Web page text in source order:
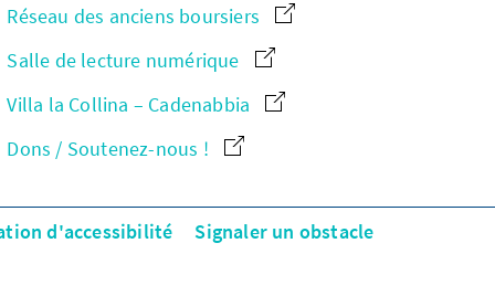
Réseau des anciens boursiers
Salle de lecture numérique
Villa la Collina – Cadenabbia
Dons / Soutenez-nous !
d'accessibilité Signaler un obstacle